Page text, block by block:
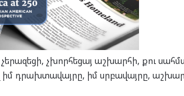
չխորհեցայ աշխարհի, քու
իմ դրախտավայրը, իմ սրբավայրը,